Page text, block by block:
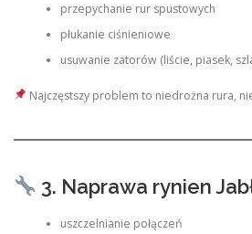
przepychanie rur spustowych
płukanie ciśnieniowe
usuwanie zatorów (liście, piasek,
Najczęstszy problem to niedrożna rura,
3. Naprawa rynien
uszczelnianie połączeń